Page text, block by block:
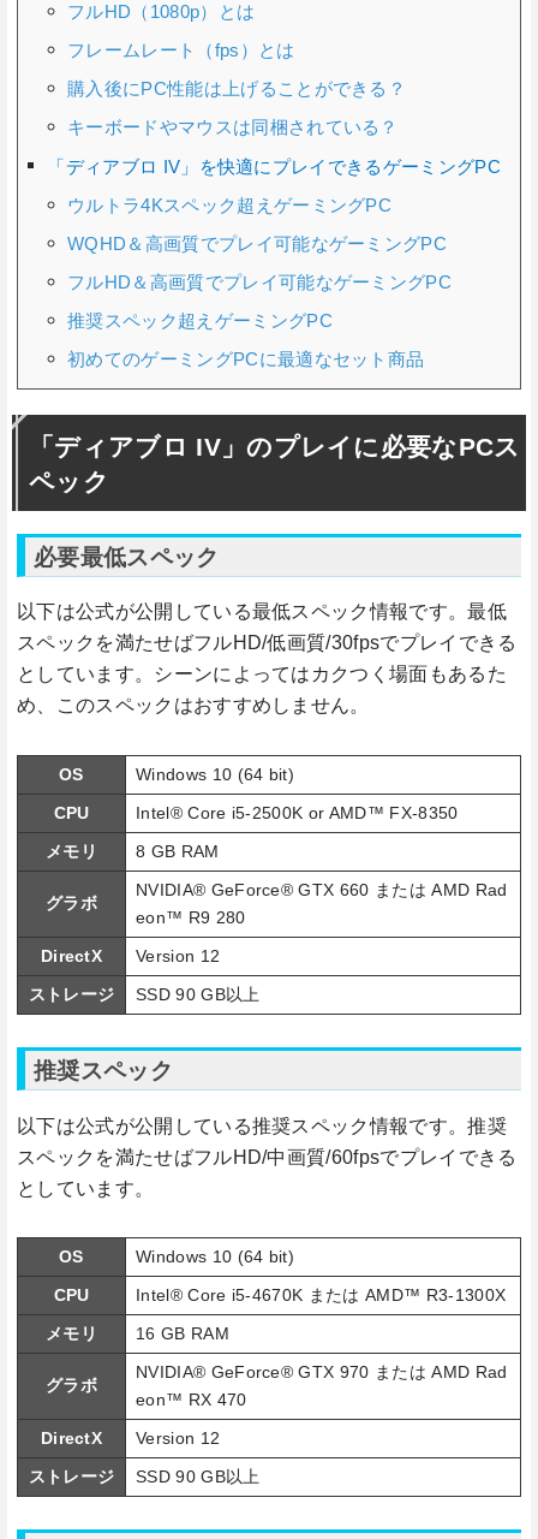
フルHD（1080p）とは
フレームレート（fps）とは
購入後にPC性能は上げることができる？
キーボードやマウスは同梱されている？
「ディアブロ IV」を快適にプレイできるゲーミングPC
ウルトラ4Kスペック超えゲーミングPC
WQHD＆高画質でプレイ可能なゲーミングPC
フルHD＆高画質でプレイ可能なゲーミングPC
推奨スペック超えゲーミングPC
初めてのゲーミングPCに最適なセット商品
「ディアブロ IV」のプレイに必要なPCス
ペック
必要最低スペック
以下は公式が公開している最低スペック情報です。最低
スペックを満たせばフルHD/低画質/30fpsでプレイできる
としています。シーンによってはカクつく場面もあるた
め、このスペックはおすすめしません。
OS
Windows 10 (64 bit)
CPU
Intel® Core i5-2500K or AMD™ FX-8350
メモリ
8 GB RAM
グラボ
NVIDIA® GeForce® GTX 660 または AMD Rad
eon™ R9 280
DirectX
Version 12
ストレージ
SSD 90 GB以上
推奨スペック
以下は公式が公開している推奨スペック情報です。推奨
スペックを満たせばフルHD/中画質/60fpsでプレイできる
としています。
OS
Windows 10 (64 bit)
CPU
Intel® Core i5-4670K または AMD™ R3-1300X
メモリ
16 GB RAM
グラボ
NVIDIA® GeForce® GTX 970 または AMD Rad
eon™ RX 470
DirectX
Version 12
ストレージ
SSD 90 GB以上